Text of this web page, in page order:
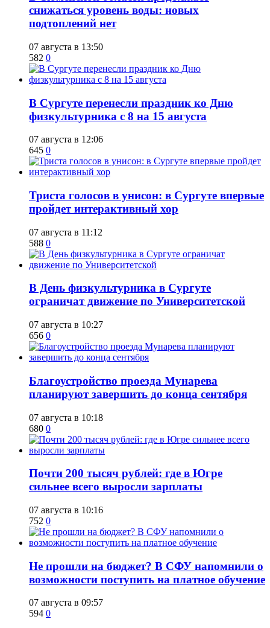
снижаться уровень воды: новых
подтоплений нет
07 августа в 13:50
582 0
​В Сургуте перенесли праздник ко Дню
физкультурника с 8 на 15 августа
07 августа в 12:06
645 0
​Триста голосов в унисон: в Сургуте впервые
пройдет интерактивный хор
07 августа в 11:12
588 0
​В День физкультурника в Сургуте
ограничат движение по Университетской
07 августа в 10:27
656 0
Благоустройство проезда Мунарева
планируют завершить до конца сентября
07 августа в 10:18
680 0
​Почти 200 тысяч рублей: где в Югре
сильнее всего выросли зарплаты
07 августа в 10:16
752 0
Не прошли на бюджет? В СФУ напомнили о
возможности поступить на платное обучение
07 августа в 09:57
594 0